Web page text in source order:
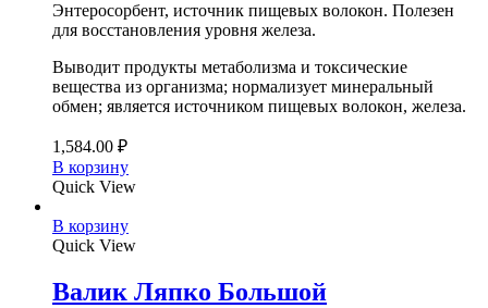
Энтеросорбент, источник пищевых волокон. Полезен
для восстановления уровня железа.
Выводит продукты метаболизма и токсические
вещества из организма; нормализует минеральный
обмен; является источником пищевых волокон, железа.
1,584.00 ₽
В корзину
Quick View
В корзину
Quick View
Валик Ляпко Большой